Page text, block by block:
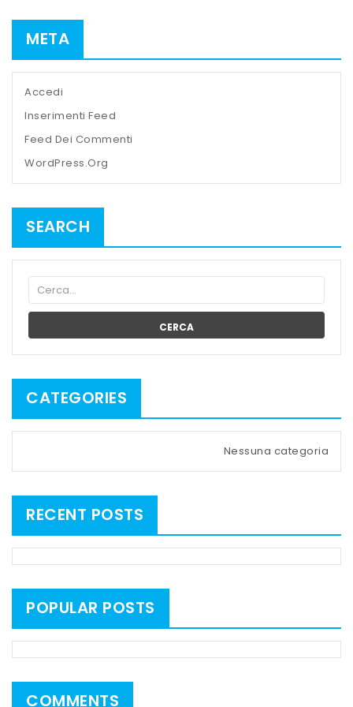
META
Accedi
Inserimenti Feed
Feed Dei Commenti
WordPress.org
SEARCH
CERCA
CATEGORIES
Nessuna categoria
RECENT POSTS
POPULAR POSTS
COMMENTS